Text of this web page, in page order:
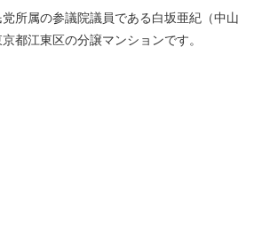
所属の参議院議員である白坂亜紀（中山
都江東区の分譲マンションです。